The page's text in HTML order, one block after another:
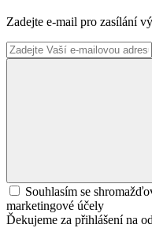
Zadejte e-mail pro zasílání
Souhlasím se
marketingové účely
Ďekujeme za přihlášení na